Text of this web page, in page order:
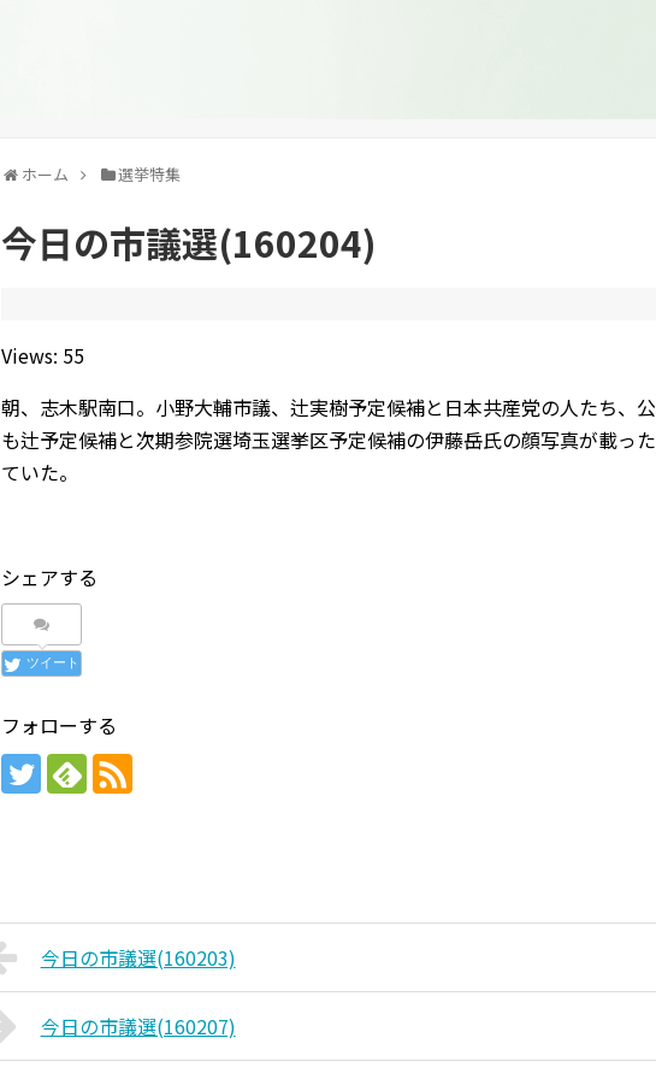
ホーム 選挙特集
今日の市議選(160204)
Views: 55
朝、志木駅南口。小野大輔市議、辻実樹予定候補と日本共産党の人たち、
も辻予定候補と次期参院選埼玉選挙区予定候補の伊藤岳氏の顔写真が載っ
ていた。
シェアする
ツイート
フォローする
今日の市議選(160203)
今日の市議選(160207)